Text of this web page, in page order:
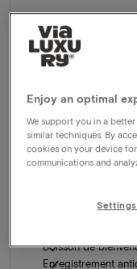
Van der Valk
Heerlen, Pays-
Séjour de 3 jours
château-hôtel
2 nuits
Petit-déjeuner
Boisson de
Enregistrement
Enjoy an optimal
We support you in a
similar techniques. By
cookies on your device
communications and
Settings